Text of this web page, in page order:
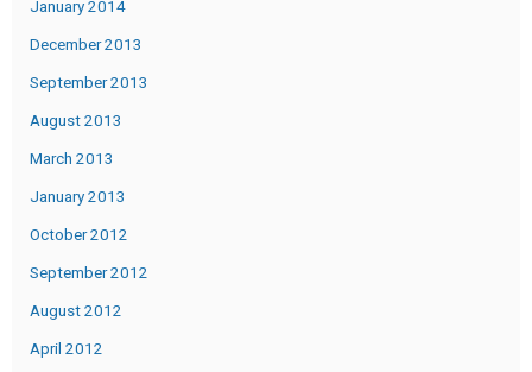
January 2014
December 2013
September 2013
August 2013
March 2013
January 2013
October 2012
September 2012
August 2012
April 2012